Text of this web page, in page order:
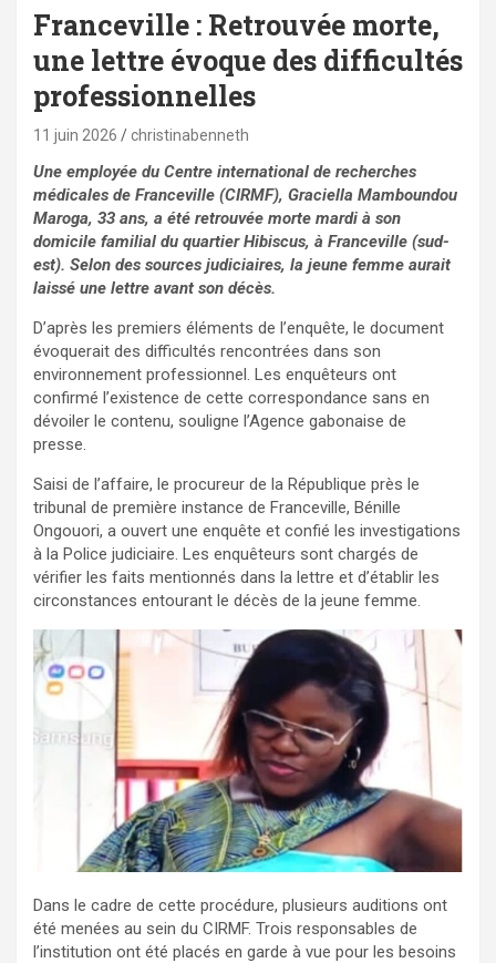
Franceville : Retrouvée morte,
une lettre évoque des difficultés
professionnelles
11 juin 2026 christinabenneth
Une employée du Centre international de recherches
médicales de Franceville (CIRMF), Graciella Mamboundou
Maroga, 33 ans, a été retrouvée morte mardi à son
domicile familial du quartier Hibiscus, à Franceville (sud-
est). Selon des sources judiciaires, la jeune femme aurait
laissé une lettre avant son décès.
D’après les premiers éléments de l’enquête, le document
évoquerait des difficultés rencontrées dans son
environnement professionnel. Les enquêteurs ont
confirmé l’existence de cette correspondance sans en
dévoiler le contenu, souligne l’Agence gabonaise de
presse.
Saisi de l’affaire, le procureur de la République près le
tribunal de première instance de Franceville, Bénille
Ongouori, a ouvert une enquête et confié les investigations
à la Police judiciaire. Les enquêteurs sont chargés de
vérifier les faits mentionnés dans la lettre et d’établir les
circonstances entourant le décès de la jeune femme.
Dans le cadre de cette procédure, plusieurs auditions ont
été menées au sein du CIRMF. Trois responsables de
l’institution ont été placés en garde à vue pour les besoins